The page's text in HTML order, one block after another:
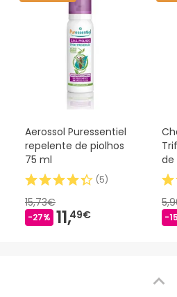
Aerossol Puressentiel
repelente de piolhos
75 ml
(5)
15,73€
-27% 11,49€
de
-